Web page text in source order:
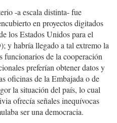
-a escala distinta- fue
en proyectos digitados
los Estados Unidos para el
y habría llegado a tal extremo la
funcionarios de la cooperación
preferían obtener datos y
oficinas de la Embajada o de
la situación del país, lo cual
ofrecía señales inequívocas
ser una democracia.